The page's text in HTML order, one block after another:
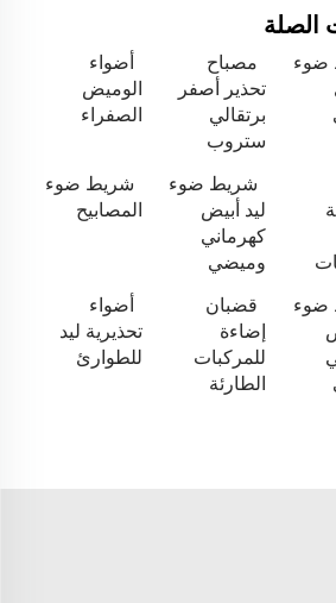
الصلة
ضوء
مصباح
تحذير أصفر
برتقالي
ستروب
أضواء
الوميض
الصفراء
شريط ضوء
ليد أبيض
كهرماني
وميضي
شريط ضوء
المصابيح
ضوء
قضبان
إضاءة
للمركبات
الطارئة
أضواء
تحذيرية ليد
للطوارئ